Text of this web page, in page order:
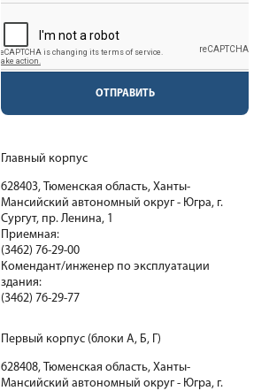
ОТПРАВИТЬ
Главный корпус
628403, Тюменская область, Ханты-
Мансийский автономный округ - Югра, г.
Сургут, пр. Ленина, 1
Приемная:
(3462) 76-29-00
Комендант/инженер по эксплуатации
здания:
(3462) 76-29-77
Первый корпус (блоки А, Б, Г)
628408, Тюменская область, Ханты-
Мансийский автономный округ - Югра, г.